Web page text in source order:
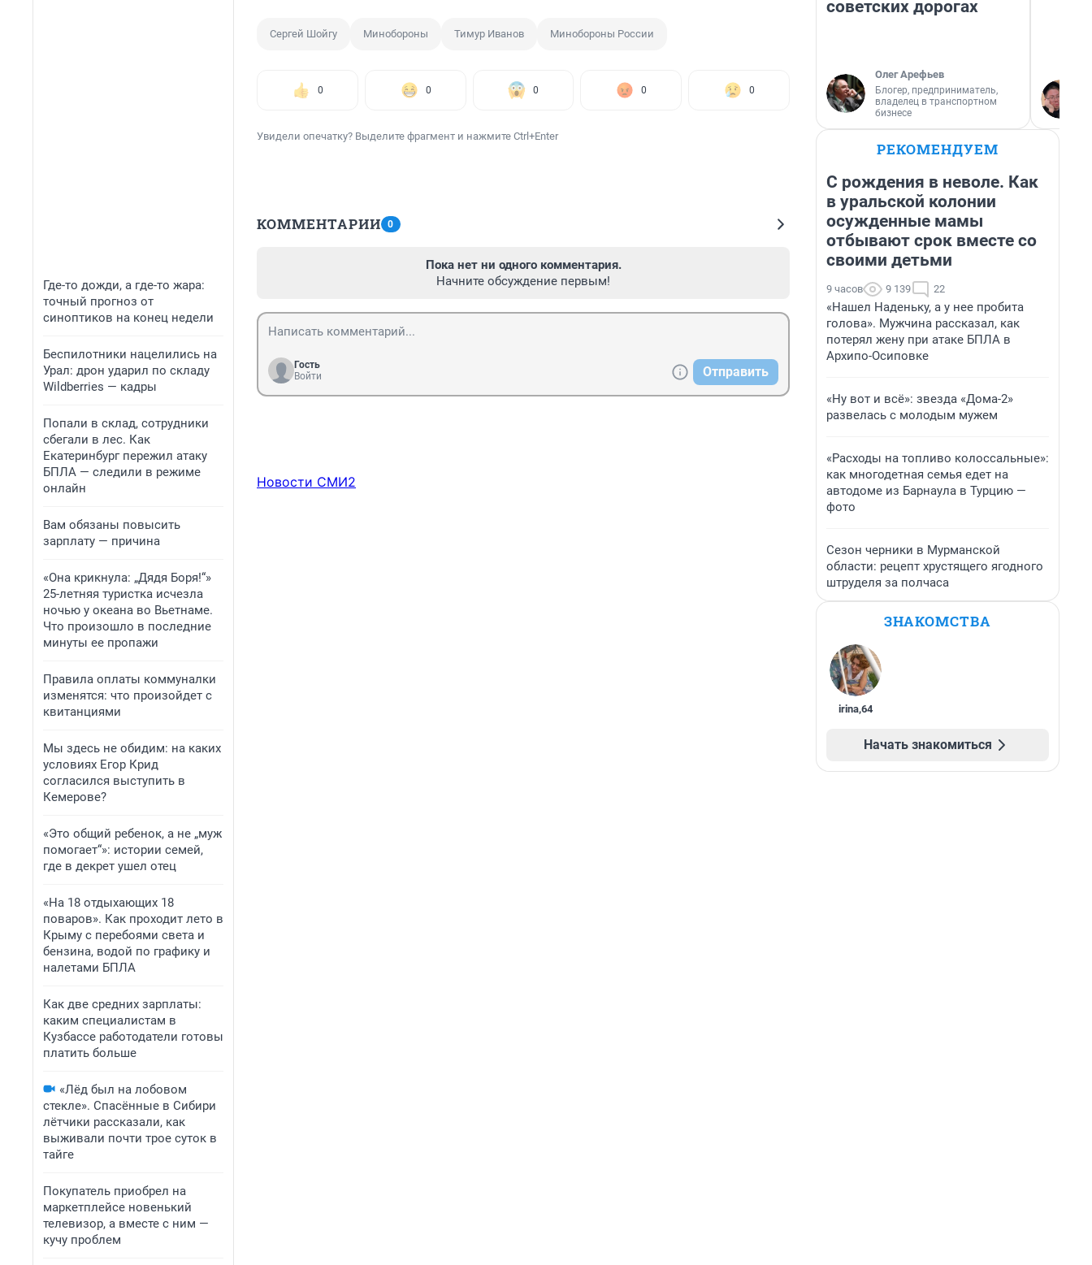
Где-то дожди, а где-то жара:
точный прогноз от
синоптиков на конец недели
Беспилотники нацелились на
Урал: дрон ударил по складу
Wildberries — кадры
Попали в склад, сотрудники
сбегали в лес. Как
Екатеринбург пережил атаку
БПЛА — следили в режиме
онлайн
Вам обязаны повысить
зарплату — причина
«Она крикнула: „Дядя Боря!“»
25-летняя туристка исчезла
ночью у океана во Вьетнаме.
Что произошло в последние
минуты ее пропажи
Правила оплаты коммуналки
изменятся: что произойдет с
квитанциями
Мы здесь не обидим: на каких
условиях Егор Крид
согласился выступить в
Кемерове?
«Это общий ребенок, а не „муж
помогает“»: истории семей,
где в декрет ушел отец
«На 18 отдыхающих 18
поваров». Как проходит лето в
Крыму с перебоями света и
бензина, водой по графику и
налетами БПЛА
Как две средних зарплаты:
каким специалистам в
Кузбассе работодатели готовы
платить больше
«Лёд был на лобовом
стекле». Спасённые в Сибири
лётчики рассказали, как
выживали почти трое суток в
тайге
Покупатель приобрел на
маркетплейсе новенький
телевизор, а вместе с ним —
кучу проблем
Сергей Шойгу Минобороны Тимур Иванов Минобороны России
0 0 0 0 0
Увидели опечатку? Выделите фрагмент и нажмите Ctrl+Enter
КОММЕНТАРИИ 0
Пока нет ни одного комментария.
Начните обсуждение первым!
Гость
Войти
Отправить
Новости СМИ2
советских дорогах
Олег Арефьев
Блогер, предприниматель,
владелец в транспортном
бизнесе
РЕКОМЕНДУЕМ
С рождения в неволе. Как
в уральской колонии
осужденные мамы
отбывают срок вместе со
своими детьми
9 часов 9 139 22
«Нашел Наденьку, а у нее пробита
голова». Мужчина рассказал, как
потерял жену при атаке БПЛА в
Архипо-Осиповке
«Ну вот и всё»: звезда «Дома-2»
развелась с молодым мужем
«Расходы на топливо колоссальные»:
как многодетная семья едет на
автодоме из Барнаула в Турцию —
фото
Сезон черники в Мурманской
области: рецепт хрустящего ягодного
штруделя за полчаса
ЗНАКОМСТВА
irina,64
Начать знакомиться